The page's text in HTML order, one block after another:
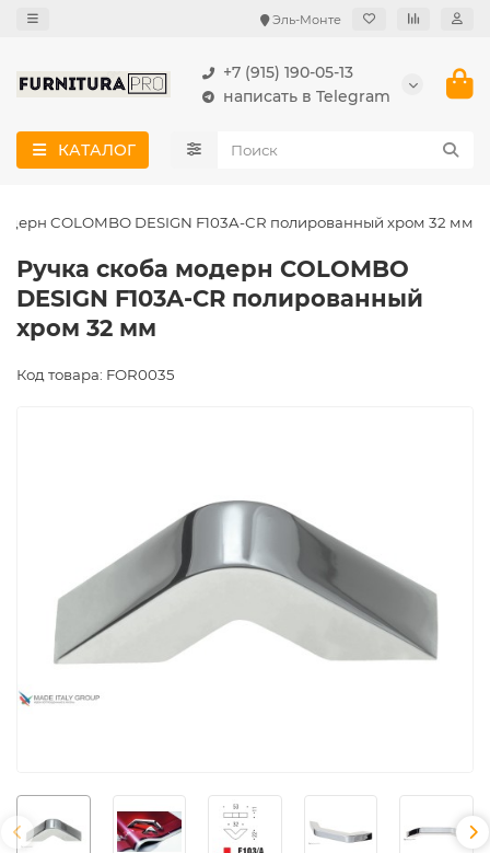
Эль-Монте
+7 (915) 190-05-13
написать в Telegram
КАТАЛОГ
COLOMBO DESIGN F103A-CR полированный хром 32 мм
Ручка скоба модерн COLOMBO
DESIGN F103A-CR полированный
хром 32 мм
Код товара: FOR0035